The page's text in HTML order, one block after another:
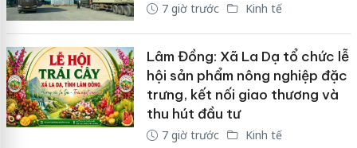
7 giờ trước Kinh tế
Lâm Đồng: Xã La Dạ tổ chức lễ
hội sản phẩm nông nghiệp đặc
trưng, kết nối giao thương và
thu hút đầu tư
7 giờ trước Kinh tế